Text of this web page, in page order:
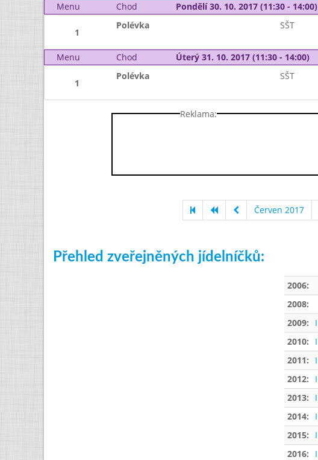
Menu
Chod Pondělí 30. 10. 2017 (11:30 - 14:00)
1
Polévka SŠT
Menu Chod Úterý 31. 10. 2017 (11:30 - 14:00)
1
Polévka SŠT
Reklama:
Červen 2017
Přehled zveřejněných jídelníčků:
2006:
2008:
2009:
I
2010:
I
2011:
I
2012:
I
2013:
I
2014:
I
2015:
I
2016:
I